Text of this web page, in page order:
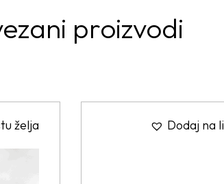
proizvodi
želja Dodaj na